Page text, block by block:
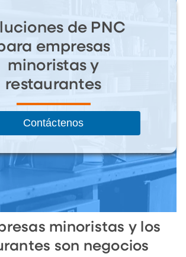
de PNC
empresas
minoristas y
restaurantes
Contáctenos
minoristas y los
son negocios